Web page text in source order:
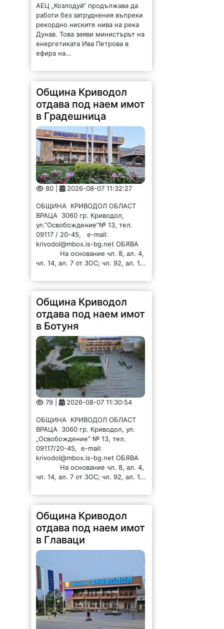
АЕЦ „Козлодуй“ продължава да
работи без затруднения въпреки
рекордно ниските нива на река
Дунав. Това заяви министърът на
енергетиката Ива Петрова в
ефира на...
Община Криводол
отдава под наем имот
в Градешница
80 | 2026-08-07 11:32:27
ОБЩИНА КРИВОДОЛ ОБЛАСТ
ВРАЦА 3060 гр. Криводол,
ул.”Освобождение”№ 13, тел.
09117 / 20-45, e-mail:
krivodol@mbox.is-bg.net ОБЯВА
На основание чл. 8, ал. 4,
чл. 14, ал. 7 от ЗОС; чл. 92, ал. 1...
Община Криводол
отдава под наем имот
в Ботуня
79 | 2026-08-07 11:30:54
ОБЩИНА КРИВОДОЛ ОБЛАСТ
ВРАЦА 3060 гр. Криводол, ул.
„Освобождение” № 13, тел.
09117/20-45, e-mail:
krivodol@mbox.is-bg.net ОБЯВА
На основание чл. 8, ал. 4,
чл. 14, ал. 7 от ЗОС; чл. 92, ал. 1...
Община Криводол
отдава под наем имот
в Главаци